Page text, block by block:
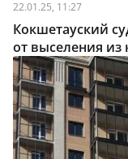
22.01.25, 11:27
Кокшетауский
от выселения из